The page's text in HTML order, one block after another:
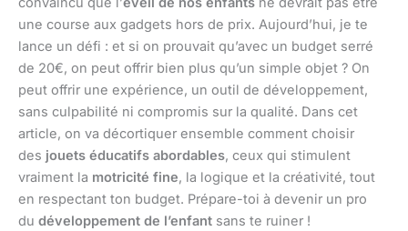
une course aux gadgets hors de prix. Aujourd’hui, je te
lance un défi : et si on prouvait qu’avec un budget serré
de 20€, on peut offrir bien plus qu’un simple objet ? On
peut offrir une expérience, un outil de développement,
sans culpabilité ni compromis sur la qualité. Dans cet
article, on va décortiquer ensemble comment choisir
des jouets éducatifs abordables, ceux qui stimulent
vraiment la motricité fine, la logique et la créativité, tout
en respectant ton budget. Prépare-toi à devenir un pro
du développement de l’enfant sans te ruiner !